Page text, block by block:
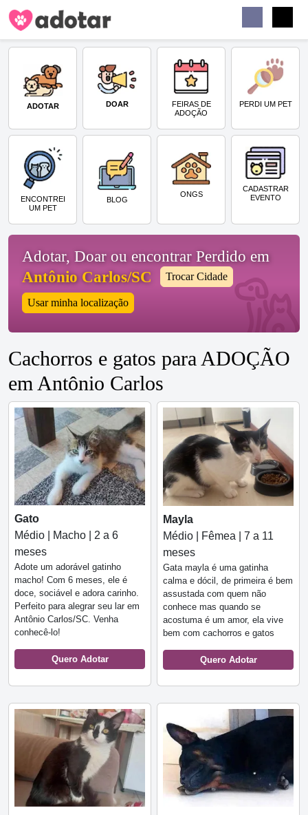
ADOTAR DOAR
FEIRAS DE
ADOÇÃO
PERDI UM PET
ENCONTREI
UM PET
BLOG
ONGS
CADASTRAR
EVENTO
Adotar, Doar ou encontrar Perdido em
Antônio Carlos/SC
Trocar Cidade
Usar minha localização
Cachorros e gatos para ADOÇÃO
em Antônio Carlos
Gato
Médio | Macho | 2 a 6
meses
Adote um adorável gatinho
macho! Com 6 meses, ele é
doce, sociável e adora carinho.
Perfeito para alegrar seu lar em
Antônio Carlos/SC. Venha
conhecê-lo!
Quero Adotar
Mayla
Médio | Fêmea | 7 a 11
meses
Gata mayla é uma gatinha
calma e dócil, de primeira é bem
assustada com quem não
conhece mas quando se
acostuma é um amor, ela vive
bem com cachorros e gatos
Quero Adotar